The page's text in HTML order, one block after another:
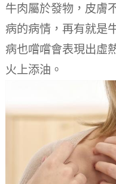
牛肉屬於發物，皮膚
病的病情，再有就是
病也嚐嚐會表現出虛
火上添油。